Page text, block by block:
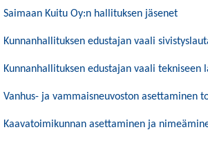
Saimaan Kuitu Oy:n hallituksen jäsenet
Kunnanhallituksen edustajan vaali
Kunnanhallituksen edustajan vaali
Vanhus- ja vammaisneuvoston asettaminen
Kaavatoimikunnan asettaminen ja